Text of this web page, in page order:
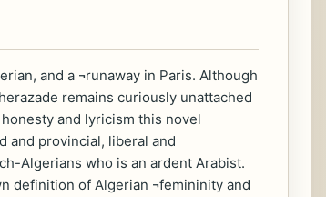
and a ¬runaway in Paris. Although
remains curiously unattached
and lyricism this novel
and provincial, liberal and
Algerians who is an ardent Arabist.
definition of Algerian ¬femininity and